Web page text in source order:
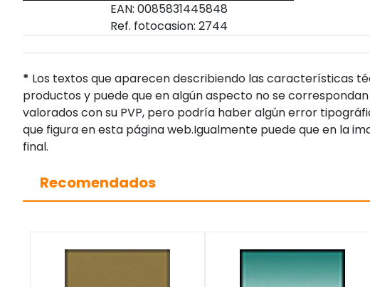
EAN: 0085831445848
Ref. fotocasion: 2744
* Los textos que aparecen describiendo las características
productos y puede que en algún aspecto no se
valorados con su PVP, pero podría haber algún error
que figura en esta página web.Igualmente puede que en la
final.
Recomendados